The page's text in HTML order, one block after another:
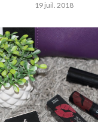
19 juil. 2018